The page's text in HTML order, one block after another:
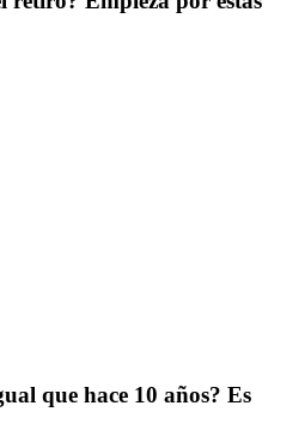
que hace 10 años? Es